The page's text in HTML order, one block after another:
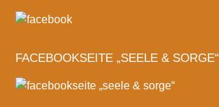
FACEBOOKSEITE „SEELE & SORGE“